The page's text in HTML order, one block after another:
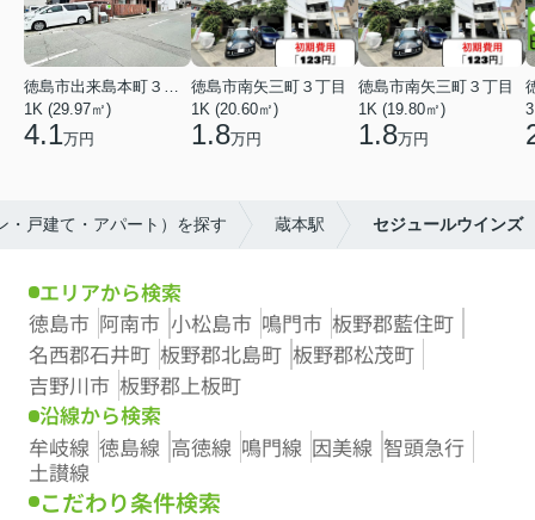
1K (29.97㎡)
4.1万円
徳島市南矢三町３丁目
1K (20.60㎡)
1.8万円
徳島市南矢三町３丁目
1K (19.80㎡)
1.8万円
・戸建て・アパート）を探す 蔵本駅 セジュールウインズ
エリアから検索
徳島市 阿南市 小松島市 鳴門市 板野郡藍住町
名西郡石井町 板野郡北島町 板野郡松茂町
吉野川市 板野郡上板町
沿線から検索
牟岐線 徳島線 高徳線 鳴門線 因美線 智頭急行
土讃線
こだわり条件検索